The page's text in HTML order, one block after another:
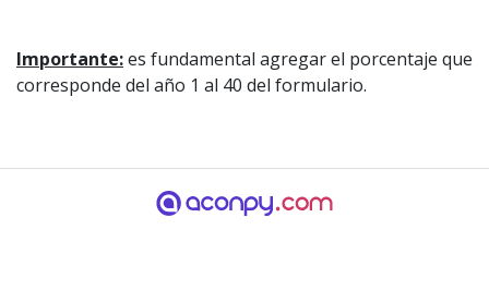
Importante:es fundamental agregar el porcentaje que
corresponde del año 1 al 40 del formulario.